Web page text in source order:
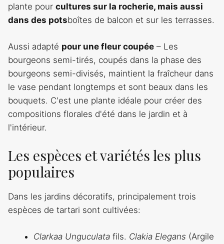
plante pour cultures sur la rocherie, mais aussi
dans des potsboîtes de balcon et sur les terrasses.
Aussi adapté pour une fleur coupée – Les
bourgeons semi-tirés, coupés dans la phase des
bourgeons semi-divisés, maintient la fraîcheur dans
le vase pendant longtemps et sont beaux dans les
bouquets. C'est une plante idéale pour créer des
compositions florales d'été dans le jardin et à
l'intérieur.
Les espèces et variétés les plus
populaires
Dans les jardins décoratifs, principalement trois
espèces de tartari sont cultivées:
Clarkaa Unguculata fils. Clakia Elegans (Argile